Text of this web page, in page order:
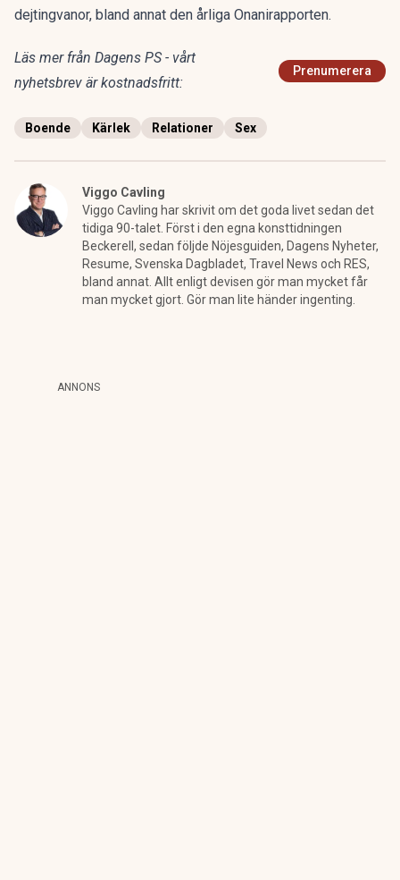
dejtingvanor, bland annat den årliga Onanirapporten.
Läs mer från Dagens PS - vårt
nyhetsbrev är kostnadsfritt:
Prenumerera
Boende Kärlek Relationer Sex
Viggo Cavling
Viggo Cavling har skrivit om det goda livet sedan det
tidiga 90-talet. Först i den egna konsttidningen
Beckerell, sedan följde Nöjesguiden, Dagens Nyheter,
Resume, Svenska Dagbladet, Travel News och RES,
bland annat. Allt enligt devisen gör man mycket får
man mycket gjort. Gör man lite händer ingenting.
ANNONS